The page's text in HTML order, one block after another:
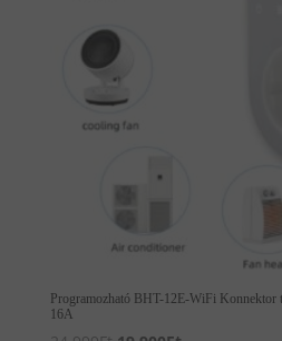
Programozható BHT-12E-WiFi Konnektor
16A